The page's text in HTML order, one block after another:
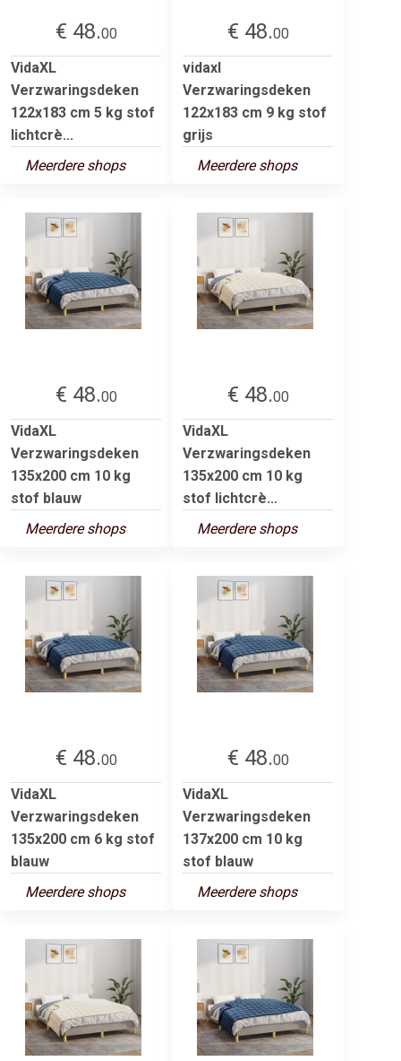
€ 48.00
VidaXL
Verzwaringsdeken
122x183 cm 5 kg stof
lichtcrè...
Meerdere shops
€ 48.00
vidaxl
Verzwaringsdeken
122x183 cm 9 kg stof
grijs
Meerdere shops
€ 48.00
VidaXL
Verzwaringsdeken
135x200 cm 10 kg
stof blauw
Meerdere shops
€ 48.00
VidaXL
Verzwaringsdeken
135x200 cm 10 kg
stof lichtcrè...
Meerdere shops
€ 48.00
VidaXL
Verzwaringsdeken
135x200 cm 6 kg stof
blauw
Meerdere shops
€ 48.00
VidaXL
Verzwaringsdeken
137x200 cm 10 kg
stof blauw
Meerdere shops